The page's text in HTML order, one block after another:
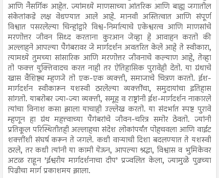
आणि नैसर्गिक आहेत. ज्यांमध्ये माणसाच्या आंतरिक आणि बाह्य जगातील
संकेतांकडे लक्ष वेधण्यात आले आहे. मानवी अस्तित्वात आणि संपूर्ण
विश्वात पसरलेल्या चिन्हांद्वारे विश्व-निर्मात्याचे एकेश्वरत्व आणि माणसांचे
मरणोत्तर जीवन सिध्द करताना कुरआन जेव्हा हे आवाहन करतो की
अल्लाहने आपल्या पैगंबरावर जे मार्गदर्शन अवतरित केले आहे ते स्वीकारा,
त्यामध्ये तुमच्या सांसारिक आणि मरणोत्तर जीवनाचे कल्याण आहे, तेव्हा
तो फक्त युक्तिवादच करत नाही तर ऐतिहासिक पुरावेही देतो. या ग्रंथाचे
खास वैशिष्ट्य म्हणजे तो एक-एक व्यक्ती, समाजाचे चित्रण करतो. ईश-
मार्गदर्शन स्वीकारून यशस्वी ठरलेल्या व्यक्तींचा, समुदायांचा इतिहास
सांगतो. याबरोबर ज्या-ज्या व्यक्ती, समूह व राष्ट्रांनी ईश-मार्गदर्शन नाकारले
त्यांचा विनाश कसा झाला याचाही उल्लेख करतो. या संदर्भात स्पष्ट पुरावे
म्हणून हा ग्रंथ महत्त्वाच्या पैगंबरांचे जीवन-चरित्र समोर ठेवतो. ज्यांनी
प्रतिकूल परिस्थितीतही अल्लाहचा संदेश लोकांपर्यंत पोहचवला आणि वाईट
शक्तींशी संघर्ष करून ते जगले. कधी वाऱ्याची दिशा बदलण्यात ते यशस्वी
ठरले, तर कधी त्यांनी या कामी येऊन, आपल्या श्रद्धा, विश्वास व भुमिकेवर
अटळ राहून ’ईश्वरीय मार्गदर्शनाचा दीप’ प्रज्वलित केला, ज्यामुळे पुढच्या
पिढीचा मार्ग प्रकाशमय झाला.